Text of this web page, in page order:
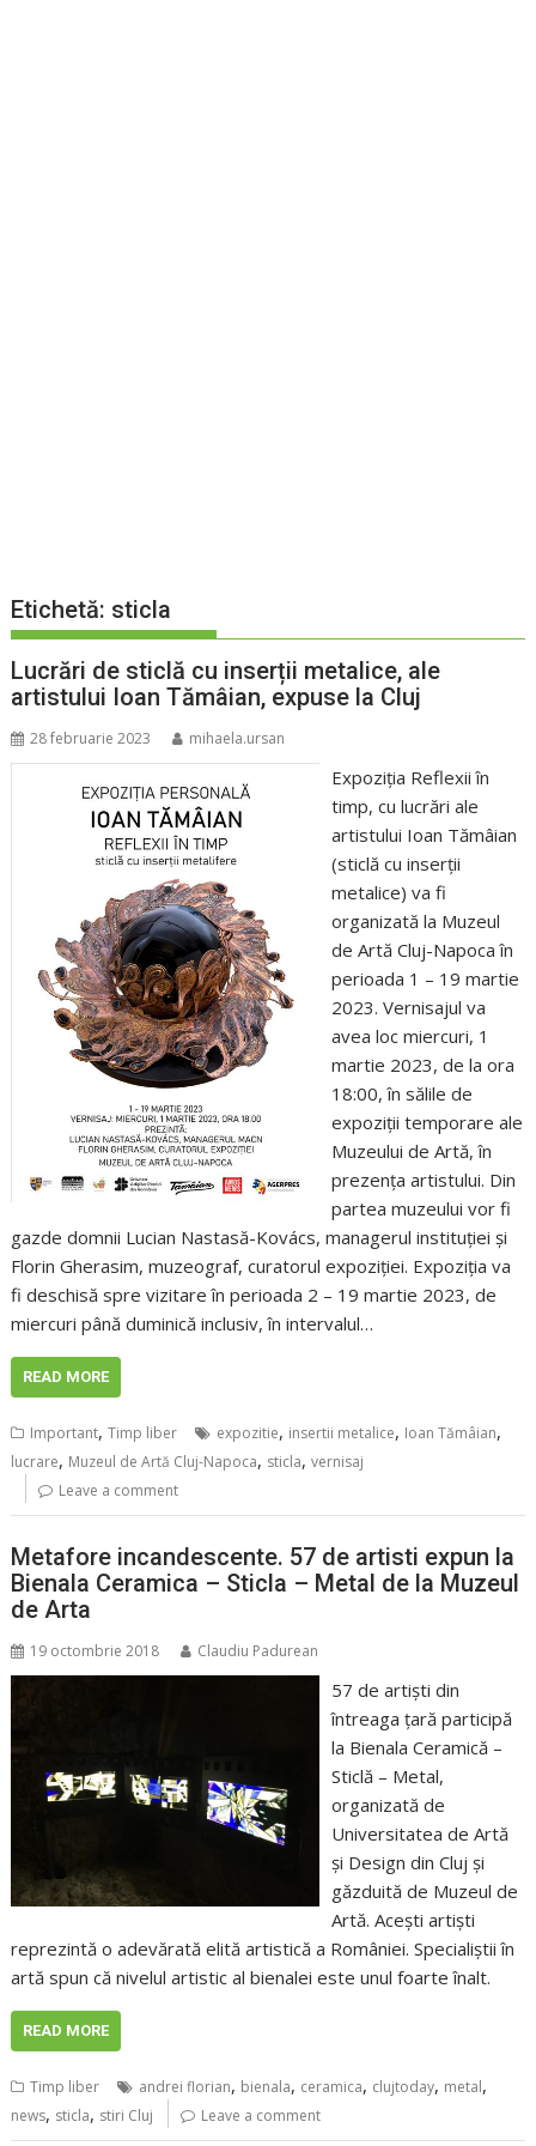
Etichetă: sticla
Lucrări de sticlă cu inserții metalice, ale
artistului Ioan Tămâian, expuse la Cluj
28 februarie 2023 mihaela.ursan
Expoziția Reflexii în
timp, cu lucrări ale
artistului Ioan Tămâian
(sticlă cu inserții
metalice) va fi
organizată la Muzeul
de Artă Cluj-Napoca în
perioada 1 – 19 martie
2023. Vernisajul va
avea loc miercuri, 1
martie 2023, de la ora
18:00, în sălile de
expoziții temporare ale
Muzeului de Artă, în
prezența artistului. Din
partea muzeului vor fi
gazde domnii Lucian Nastasă-Kovács, managerul instituției și
Florin Gherasim, muzeograf, curatorul expoziției. Expoziţia va
fi deschisă spre vizitare în perioada 2 – 19 martie 2023, de
miercuri până duminică inclusiv, în intervalul…
READ MORE
Important,Timp liber expozitie, insertii metalice, Ioan Tămâian,
lucrare, Muzeul de Artă Cluj-Napoca, sticla,vernisaj
Leave a comment
Metafore incandescente. 57 de artisti expun la
Bienala Ceramica – Sticla – Metal de la Muzeul
de Arta
19 octombrie 2018 Claudiu Padurean
57 de artişti din
întreaga ţară participă
la Bienala Ceramică –
Sticlă – Metal,
organizată de
Universitatea de Artă
şi Design din Cluj şi
găzduită de Muzeul de
Artă. Aceşti artişti
reprezintă o adevărată elită artistică a României. Specialiştii în
artă spun că nivelul artistic al bienalei este unul foarte înalt.
READ MORE
Timp liber andrei florian, bienala, ceramica, clujtoday, metal,
news, sticla, stiri Cluj Leave a comment